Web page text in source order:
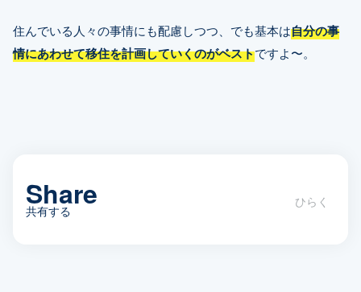
住んでいる人々の事情にも配慮しつつ、でも基本は自分の事
情にあわせて移住を計画していくのがベストですよ〜。
Share
共有する